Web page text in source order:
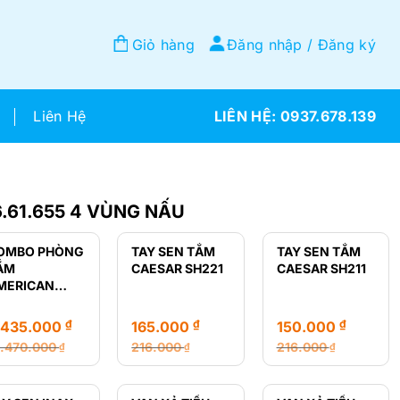
Giỏ hàng Đăng nhập / Đăng ký
Liên Hệ 0937.678.139
4 VÙNG NẤU
PHÒNG
₫
₫
TAY SEN TẮM
CAESAR SH221
216.000₫
Giá
gốc
165.000₫
Giá
hiện
TAY SEN TẮM
CAESAR SH211
216.000₫
Giá
gốc
150.000 ₫
Giá
hiện